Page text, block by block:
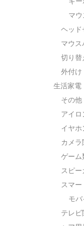
マウ
ヘッド
マウス
切り替
外付け
生活家電
その他
アイロ
イヤホ
カメラ
ゲーム
スピ
スマ
モ
テレビ